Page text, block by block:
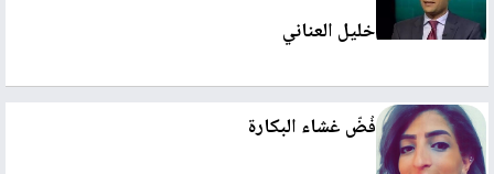
خليل العناني
فُضّ غشاء البكارة